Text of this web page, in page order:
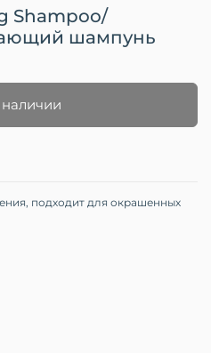
Shampoo/
шампунь
подходит для окрашенных